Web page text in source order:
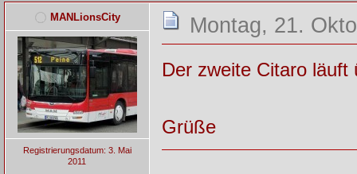
MANLionsCity
Registrierungsdatum: 3. Mai
2011
Montag, 21.
Der zweite Citaro
Grüße